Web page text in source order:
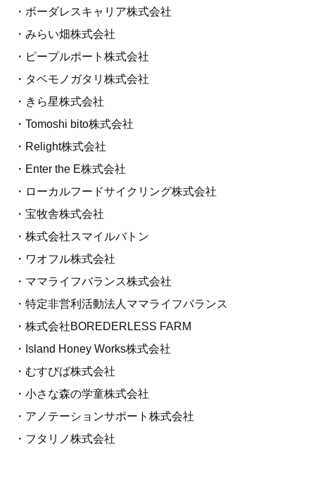
・ボーダレスキャリア株式会社
・みらい畑株式会社
・ピープルポート株式会社
・タベモノガタリ株式会社
・きら星株式会社
・Tomoshi bito株式会社
・Relight株式会社
・Enter the E株式会社
・ローカルフードサイクリング株式会社
・宝牧舎株式会社
・株式会社スマイルバトン
・ワオフル株式会社
・ママライフバランス株式会社
・特定非営利活動法人ママライフバランス
・株式会社BOREDERLESS FARM
・Island Honey Works株式会社
・むすびば株式会社
・小さな森の学童株式会社
・アノテーションサポート株式会社
・フタリノ株式会社